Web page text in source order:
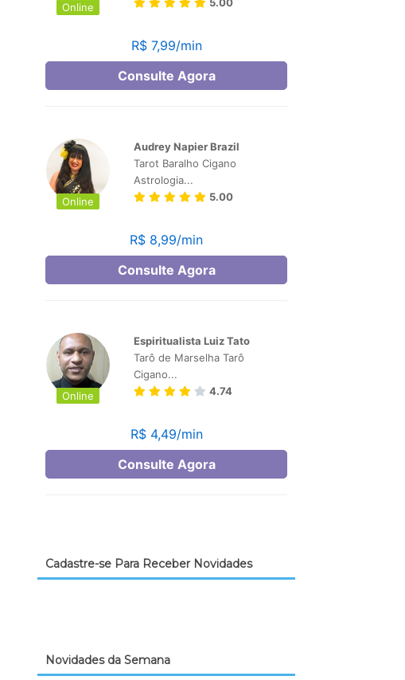
Cadastre-se Para Receber Novidades
Novidades da Semana